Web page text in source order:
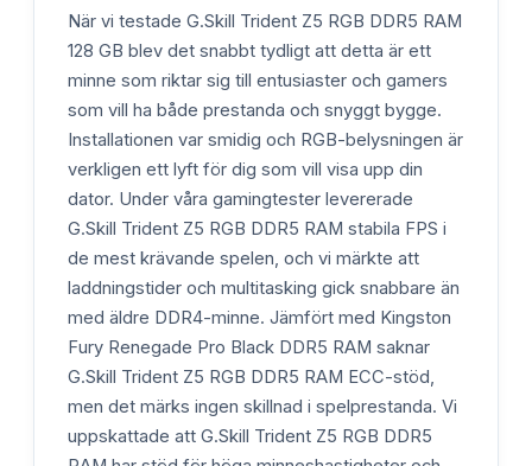
När vi testade G.Skill Trident Z5 RGB DDR5 RAM
128 GB blev det snabbt tydligt att detta är ett
minne som riktar sig till entusiaster och gamers
som vill ha både prestanda och snyggt bygge.
Installationen var smidig och RGB-belysningen är
verkligen ett lyft för dig som vill visa upp din
dator. Under våra gamingtester levererade
G.Skill Trident Z5 RGB DDR5 RAM stabila FPS i
de mest krävande spelen, och vi märkte att
laddningstider och multitasking gick snabbare än
med äldre DDR4-minne. Jämfört med Kingston
Fury Renegade Pro Black DDR5 RAM saknar
G.Skill Trident Z5 RGB DDR5 RAM ECC-stöd,
men det märks ingen skillnad i spelprestanda. Vi
uppskattade att G.Skill Trident Z5 RGB DDR5